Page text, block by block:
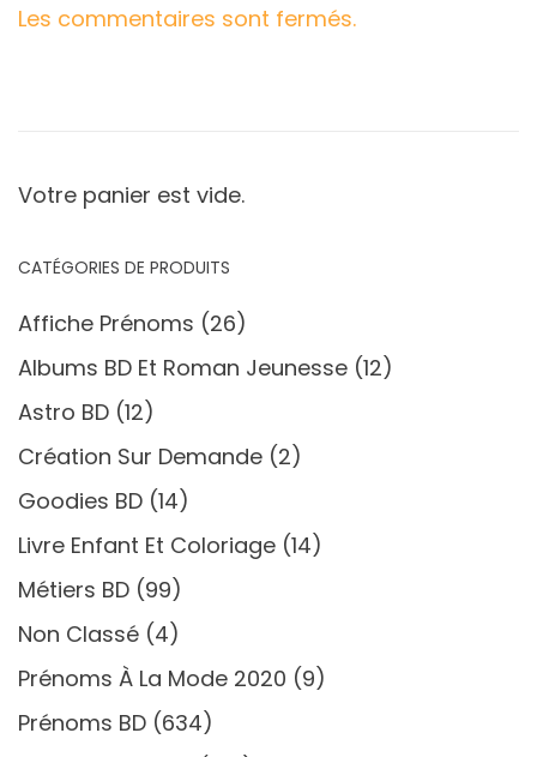
Les commentaires sont fermés.
Votre panier est vide.
CATÉGORIES DE PRODUITS
Affiche Prénoms (26)
Albums BD Et Roman Jeunesse (12)
Astro BD (12)
Création Sur Demande (2)
Goodies BD (14)
Livre Enfant Et Coloriage (14)
Métiers BD (99)
Non Classé (4)
Prénoms À La Mode 2020 (9)
Prénoms BD (634)